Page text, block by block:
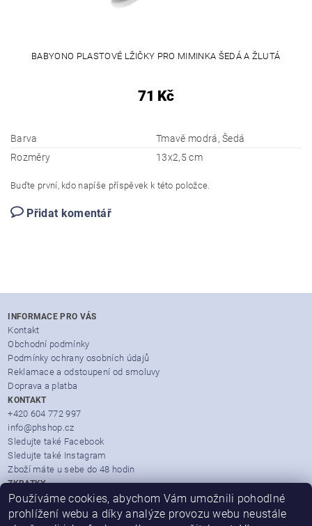
BABYONO PLASTOVÉ LŽIČKY PRO MIMINKA ŠEDÁ A ŽLUTÁ
71 Kč
Barva
Tmavě modrá, Šedá
Rozměry
13x2,5 cm
Buďte první, kdo napíše příspěvek k této položce.
Přidat komentář
INFORMACE PRO VÁS
Kontakt
Obchodní podmínky
Podmínky ochrany osobních údajů
Reklamace a odstoupení od smoluvy
Doprava a platba
KONTAKT
+420 604 772 997
info@phshop.cz
Sledujte také Facebook
Sledujte také Instagram
Zboží máte u sebe do 48 hodin
ZKRATKY
Zboží dle značek
Partner Mall.cz
Používáme cookies, abychom Vám umožnili pohodlné
prohlížení webu a díky analýze provozu webu neustále